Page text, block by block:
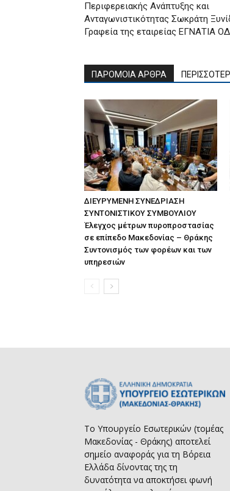
Περιφερειακής Ανάπτυξης και
Ανταγωνιστικότητας Σωκράτη
Γραφεία της εταιρείας ΕΓΝΑΤΙΑ
ΠΑΡΟΜΟΙΑ ΑΡΘΡΑ
ΔΙΕΥΡΥΜΕΝΗ ΣΥΝΕΔΡΙΑΣΗ
ΣΥΝΤΟΝΙΣΤΙΚΟΥ ΣΥΜΒΟΥΛΙΟΥ
Έλεγχος μέτρων πυροπροστασίας
σε επίπεδο Μακεδονίας – Θράκης
Συντονισμός των φορέων και των
υπηρεσιών
Το Υπουργείο Εσωτερικών (τομέας
Μακεδονίας - Θράκης) αποτελεί
σημείο αναφοράς για τη Βόρεια
Ελλάδα δίνοντας της τη
δυνατότητα να αποκτήσει φωνή